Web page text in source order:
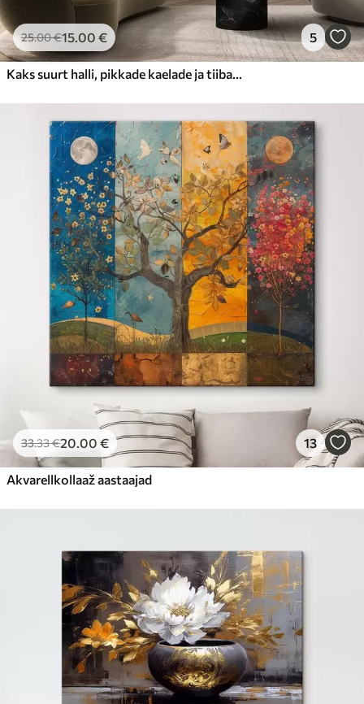
25.00€15.00 € 5
Kaks suurt halli, pikkade kaelade ja tiibadega kraanat, mis seisavad puudest ümbritsetud udujärves
33.33€20.00 € 13
Akvarellkollaaž aastaajad